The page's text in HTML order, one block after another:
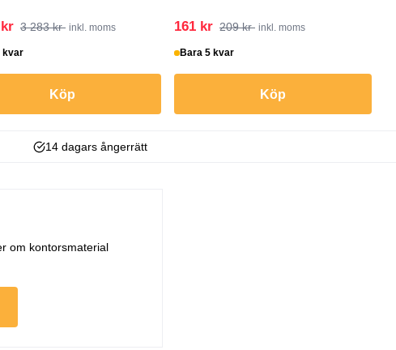
3 283 kr inkl. moms
kvar
Köp
161 kr 209 kr inkl. moms
Bara 5 kvar
Köp
14 dagars ångerrätt
om kontorsmaterial